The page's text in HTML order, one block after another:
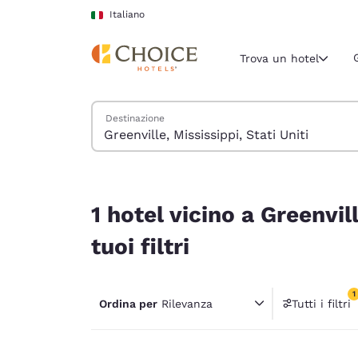
Vai A Contenuto Principale
Italiano
Regione e
Americhe
América
Trova un hotel
Cerca hotel
Destinazione
1 hotel vicino a
tuoi filtri
Ordina per Rilevanza Tutti i filtri
1
1 filtro